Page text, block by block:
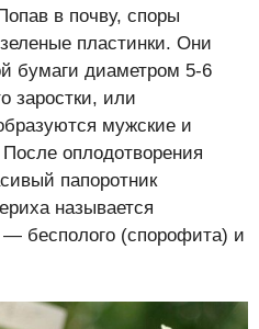
в почву, споры
пластинки. Они
бумаги диаметром 5-6
заростки, или
мужские и
оплодотворения
папоротник
называется
бесполого (спорофита) и